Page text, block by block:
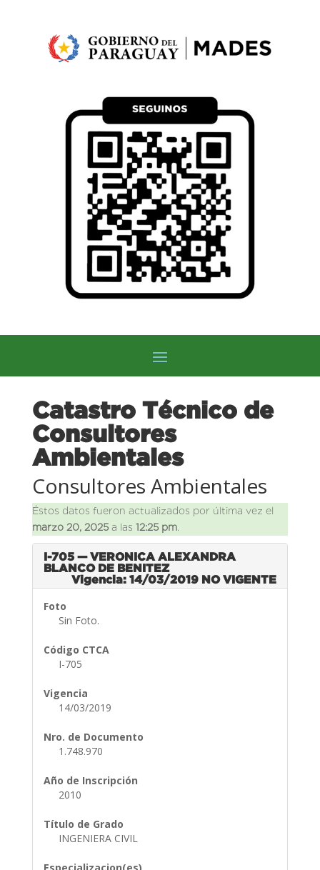
Catastro Técnico de
Consultores
Ambientales
Consultores Ambientales
Éstos datos fueron actualizados por última vez el
marzo 20, 2025a las 12:25 pm.
I-705 — VERONICA ALEXANDRA
BLANCO DE BENITEZ
Vigencia: 14/03/2019 NO VIGENTE
Foto
Sin Foto.
Código CTCA
I-705
Vigencia
14/03/2019
Nro. de Documento
1.748.970
Año de Inscripción
2010
Título de Grado
INGENIERA CIVIL